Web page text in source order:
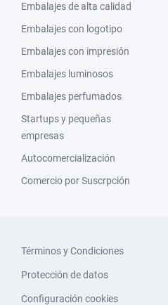
Embalajes de alta calidad
Embalajes con logotipo
Embalajes con impresión
Embalajes luminosos
Embalajes perfumados
Startups y pequeñas
empresas
Autocomercialización
Comercio por Suscrpción
Términos y Condiciones
Protección de datos
Configuración cookies